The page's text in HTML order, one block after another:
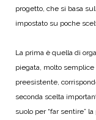
progetto, che si basa
impostato su poche
La prima è quella di
piegata, molto semplice
preesistente,
seconda scelta
suolo per “far sentire”